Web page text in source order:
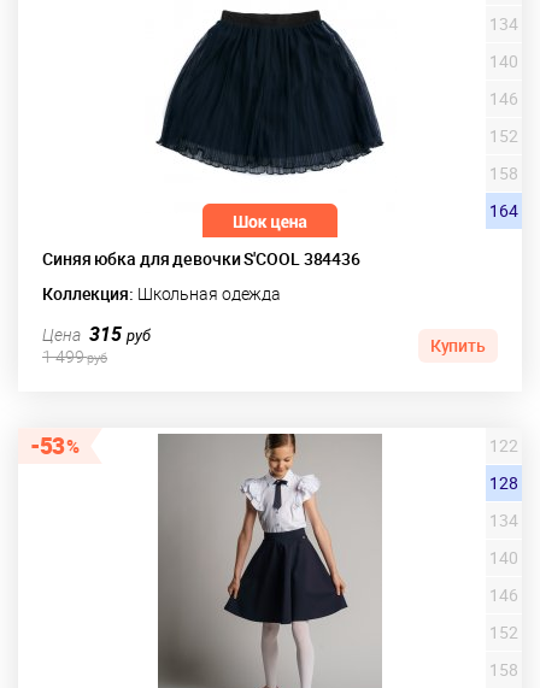
Синяя юбка для девочки S'COOL 384436
Коллекция: Школьная одежда
134
140
146
152
158
164
Цена 315руб
1 499руб
Купить
53
122
128
134
140
146
152
158